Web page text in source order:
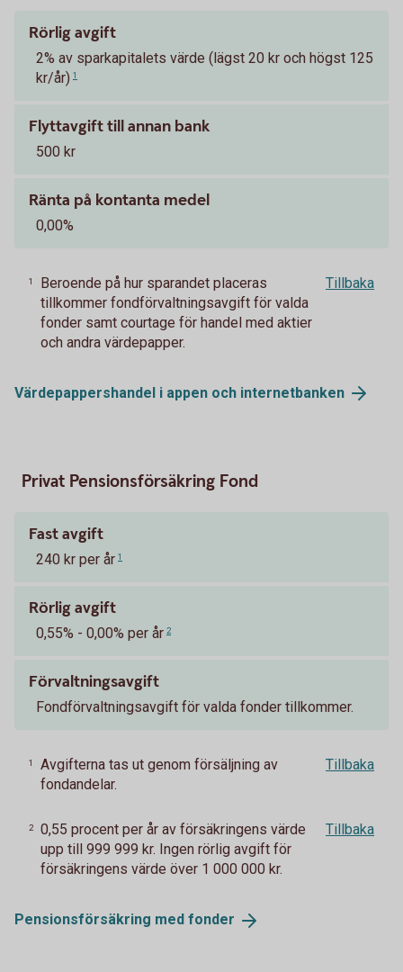
Rörlig avgift
2% av sparkapitalets värde (lägst 20 kr och högst 125
kr/år) 1
Flyttavgift till annan bank
500 kr
Ränta på kontanta medel
0,00%
1
Beroende på hur sparandet placeras
tillkommer fondförvaltningsavgift för valda
fonder samt courtage för handel med aktier
och andra värdepapper.
Tillbaka
Värdepappershandel i appen och internetbanken
Privat Pensionsförsäkring Fond
Fast avgift
240 kr per år 1
Rörlig avgift
0,55% - 0,00% per år 2
Förvaltningsavgift
Fondförvaltningsavgift för valda fonder tillkommer.
1
Avgifterna tas ut genom försäljning av
fondandelar.
Tillbaka
2
0,55 procent per år av försäkringens värde
upp till 999 999 kr. Ingen rörlig avgift för
försäkringens värde över 1 000 000 kr.
Tillbaka
Pensionsförsäkring med fonder